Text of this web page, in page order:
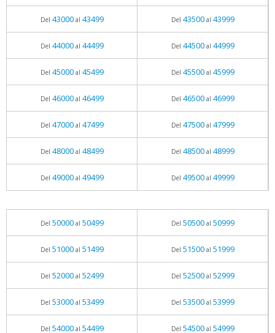
Del 43000al 43499 Del 43500al 43999
Del 44000al 44499 Del 44500al 44999
Del 45000al 45499 Del 45500al 45999
Del 46000al 46499 Del 46500al 46999
Del 47000al 47499 Del 47500al 47999
Del 48000al 48499 Del 48500al 48999
Del 49000al 49499 Del 49500al 49999
Del 50000al 50499 Del 50500al 50999
Del 51000al 51499 Del 51500al 51999
Del 52000al 52499 Del 52500al 52999
Del 53000al 53499 Del 53500al 53999
Del 54000al 54499 Del 54500al 54999